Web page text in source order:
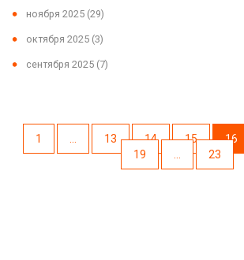
ноября 2025 (29)
октября 2025 (3)
сентября 2025 (7)
1 … 13 14 15 16
19
… 23